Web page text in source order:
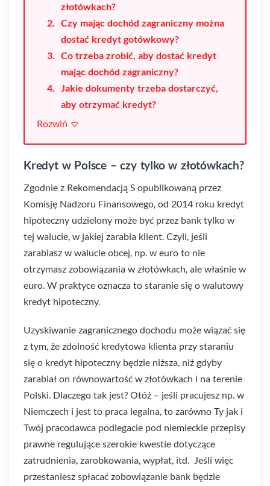
złotówkach?
Czy mając dochód zagraniczny można
dostać kredyt gotówkowy?
Co trzeba zrobić, aby dostać kredyt
mając dochód zagraniczny?
Jakie dokumenty trzeba dostarczyć,
aby otrzymać kredyt?
Rozwiń
Kredyt w Polsce – czy tylko w złotówkach?
Zgodnie z Rekomendacją S opublikowaną przez
Komisję Nadzoru Finansowego, od 2014 roku kredyt
hipoteczny udzielony może być przez bank tylko w
tej walucie, w jakiej zarabia klient. Czyli, jeśli
zarabiasz w walucie obcej, np. w euro to nie
otrzymasz zobowiązania w złotówkach, ale właśnie w
euro. W praktyce oznacza to staranie się o walutowy
kredyt hipoteczny.
Uzyskiwanie zagranicznego dochodu może wiązać się
z tym, że zdolność kredytowa klienta przy staraniu
się o kredyt hipoteczny będzie niższa, niż gdyby
zarabiał on równowartość w złotówkach i na terenie
Polski. Dlaczego tak jest? Otóż – jeśli pracujesz np. w
Niemczech i jest to praca legalna, to zarówno Ty jak i
Twój pracodawca podlegacie pod niemieckie przepisy
prawne regulujące szerokie kwestie dotyczące
zatrudnienia, zarobkowania, wypłat, itd. Jeśli więc
przestaniesz spłacać zobowiązanie bank będzie